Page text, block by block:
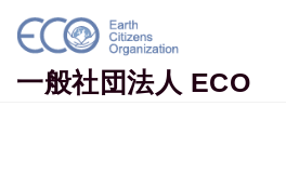
Skip to content
一般社団法人 ECO